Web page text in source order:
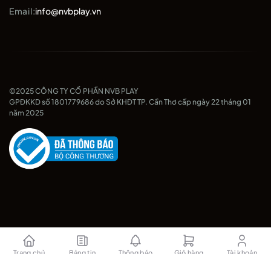
Email:info@nvbplay.vn
©2025 CÔNG TY CỔ PHẦN NVB PLAY
GPĐKKD số 1801779686 do Sở KHĐT TP. Cần Thơ cấp ngày 22 tháng 01
năm 2025